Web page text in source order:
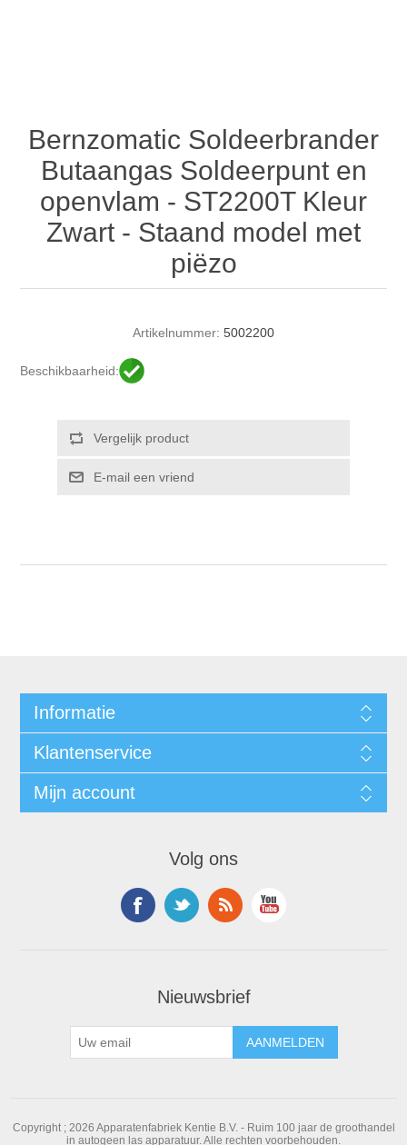
Bernzomatic Soldeerbrander
Butaangas Soldeerpunt en
openvlam - ST2200T Kleur
Zwart - Staand model met
piëzo
Artikelnummer: 5002200
Beschikbaarheid:
Informatie
Klantenservice
Mijn account
Volg ons
Nieuwsbrief
Copyright ; 2026 Apparatenfabriek Kentie B.V. - Ruim 100 jaar de groothandel
in autogeen las apparatuur. Alle rechten voorbehouden.